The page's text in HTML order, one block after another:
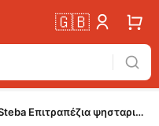
🇬🇧
Steba Επιτραπέζια ψησταριά BBQ VG-101